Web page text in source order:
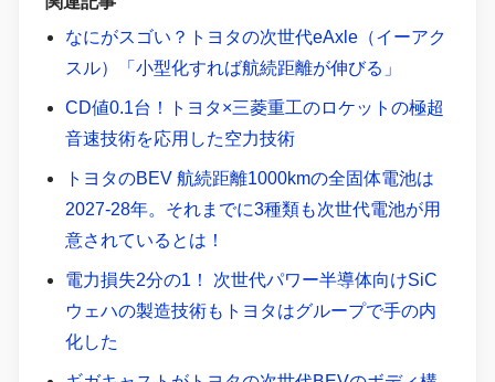
なにがスゴい？トヨタの次世代eAxle（イーアク
スル）「小型化すれば航続距離が伸びる」
CD値0.1台！トヨタ×三菱重工のロケットの極超
音速技術を応用した空力技術
トヨタのBEV 航続距離1000kmの全固体電池は
2027-28年。それまでに3種類も次世代電池が用
意されているとは！
電力損失2分の1！ 次世代パワー半導体向けSiC
ウェハの製造技術もトヨタはグループで手の内
化した